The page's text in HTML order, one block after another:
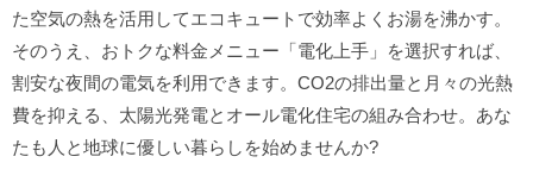
た空気の熱を活用してエコキュートで効率よくお湯を沸かす。
そのうえ、おトクな料金メニュー「電化上手」を選択すれば、
割安な夜間の電気を利用できます。CO2の排出量と月々の光熱
費を抑える、太陽光発電とオール電化住宅の組み合わせ。あな
たも人と地球に優しい暮らしを始めませんか?